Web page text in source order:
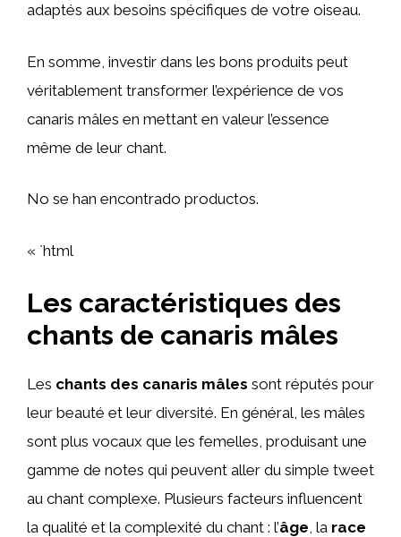
adaptés aux besoins spécifiques de votre oiseau.
En somme, investir dans les bons produits peut
véritablement transformer l’expérience de vos
canaris mâles en mettant en valeur l’essence
même de leur chant.
No se han encontrado productos.
« `html
Les caractéristiques des
chants de canaris mâles
Les chants des canaris mâles sont réputés pour
leur beauté et leur diversité. En général, les mâles
sont plus vocaux que les femelles, produisant une
gamme de notes qui peuvent aller du simple tweet
au chant complexe. Plusieurs facteurs influencent
la qualité et la complexité du chant : l’âge, la race